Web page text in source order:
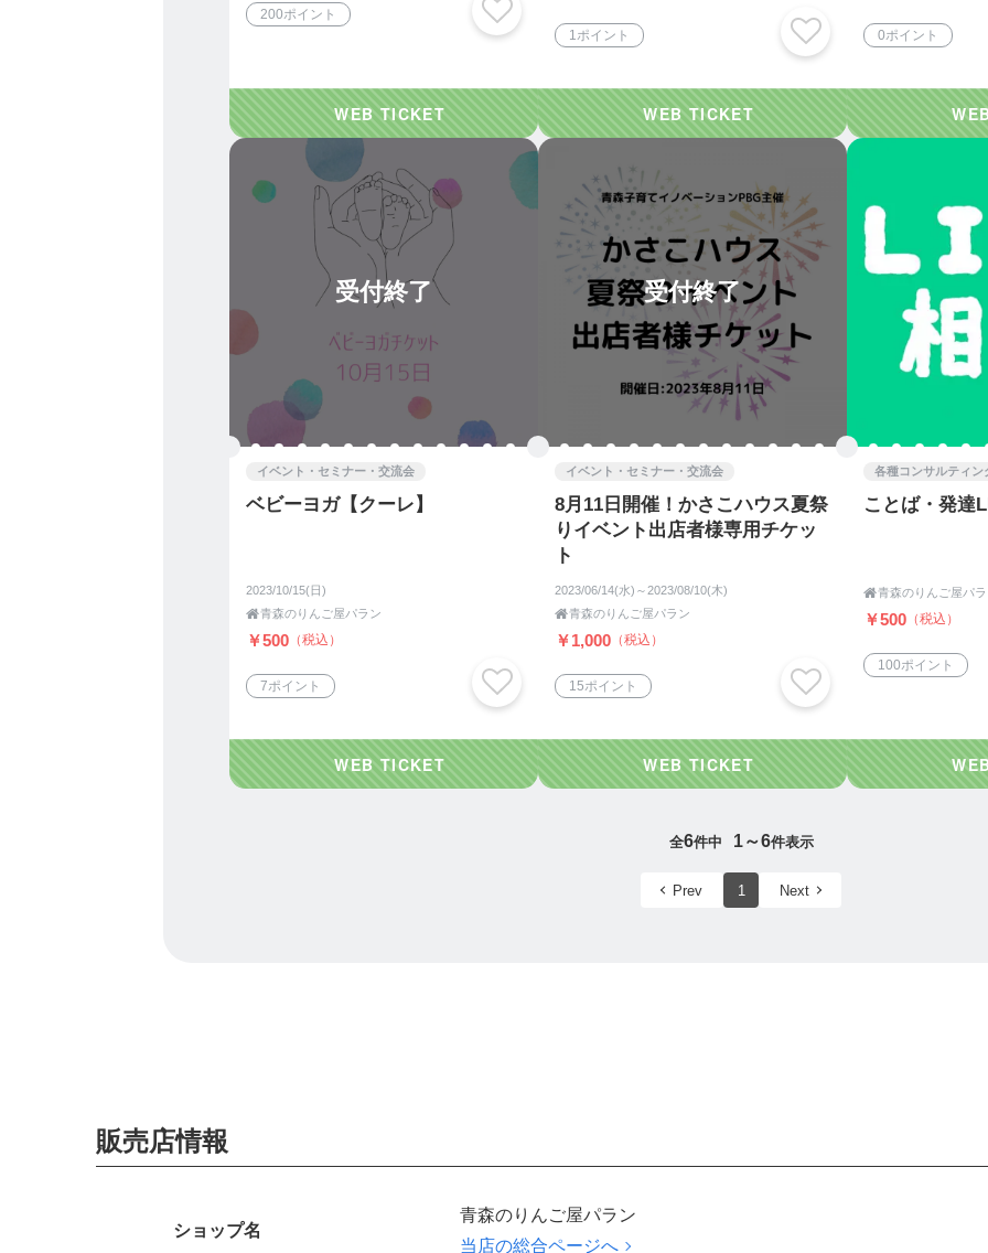
200ポイント
1ポイント 0ポイント
受付終了
イベント・セミナー・交流会
ベビーヨガ【クーレ】
2023/10/15(日)
青森のりんご屋パラン
￥500 （税込）
7ポイント
受付終了
イベント・セミナー・交流会
8月11日開催！かさこハウス夏祭
りイベント出店者様専用チケッ
ト
2023/06/14(水)～2023/08/10(木)
青森のりんご屋パラン
￥1,000 （税込）
15ポイント
各種コンサルティン
ことば・発達
青森のりんご屋パラ
￥500 （税込）
100ポイント
全6件中 1～6件表示
Prev 1 Next
販売店情報
ショップ名
青森のりんご屋パラン
当店の総合ページへ